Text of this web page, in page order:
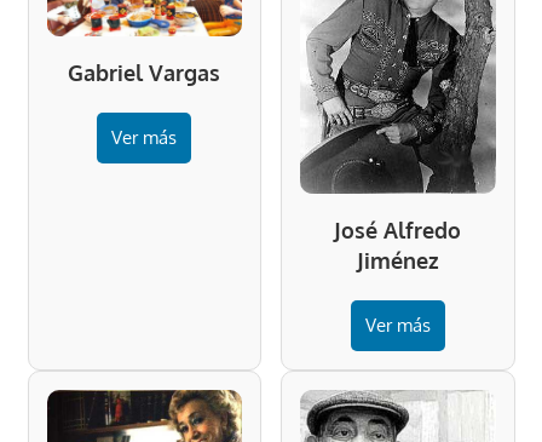
Gabriel Vargas
Ver más
José Alfredo
Jiménez
Ver más